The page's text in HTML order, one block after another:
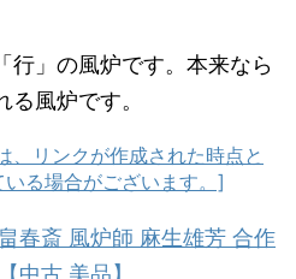
行」の風炉です。本来なら
風炉です。
春斎 風炉師 麻生雄芳 合作